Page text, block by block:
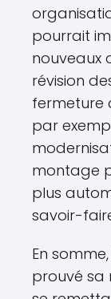
pourrait
nouveaux
révision
fermeture
par
montage
plus
savoir-
En
prouvé sa